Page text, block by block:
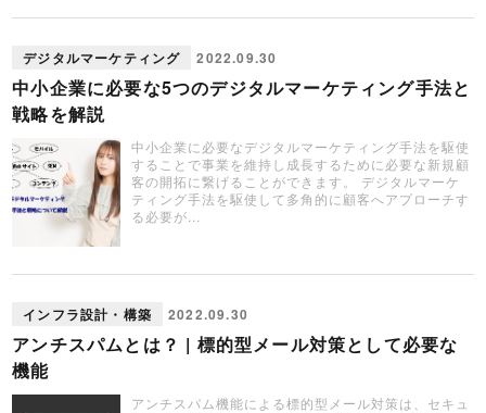
デジタルマーケティング 2022.09.30
中小企業に必要な5つのデジタルマーケティング手法と
戦略を解説
中小企業に必要なデジタルマーケティング手法を駆使
することで事業を維持し成長するために必要な新規顧
客の開拓に繋げることができます。 デジタルマーケ
ティング手法を駆使して多角的に顧客へアプローチす
る必要が...
インフラ設計・構築 2022.09.30
アンチスパムとは？ | 標的型メール対策として必要な
機能
アンチスパム機能による標的型メール対策は、セキュ